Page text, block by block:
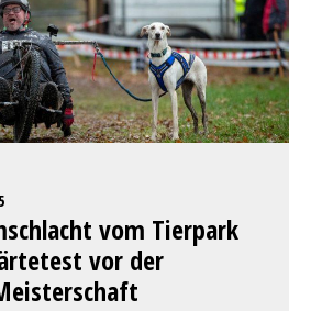
vom Tierpark
vor der